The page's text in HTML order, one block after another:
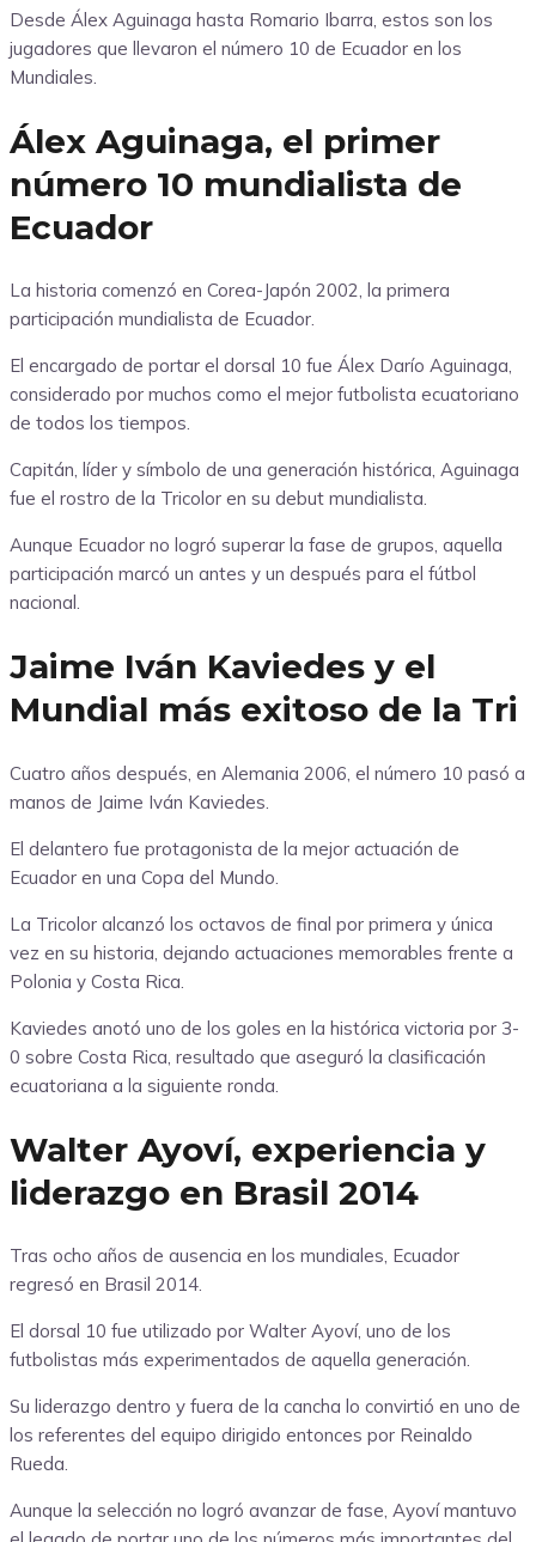
Desde Álex Aguinaga hasta Romario Ibarra, estos son los
jugadores que llevaron el número 10 de Ecuador en los
Mundiales.
Álex Aguinaga, el primer
número 10 mundialista de
Ecuador
La historia comenzó en Corea-Japón 2002, la primera
participación mundialista de Ecuador.
El encargado de portar el dorsal 10 fue Álex Darío Aguinaga,
considerado por muchos como el mejor futbolista ecuatoriano
de todos los tiempos.
Capitán, líder y símbolo de una generación histórica, Aguinaga
fue el rostro de la Tricolor en su debut mundialista.
Aunque Ecuador no logró superar la fase de grupos, aquella
participación marcó un antes y un después para el fútbol
nacional.
Jaime Iván Kaviedes y el
Mundial más exitoso de la Tri
Cuatro años después, en Alemania 2006, el número 10 pasó a
manos de Jaime Iván Kaviedes.
El delantero fue protagonista de la mejor actuación de
Ecuador en una Copa del Mundo.
La Tricolor alcanzó los octavos de final por primera y única
vez en su historia, dejando actuaciones memorables frente a
Polonia y Costa Rica.
Kaviedes anotó uno de los goles en la histórica victoria por 3-
0 sobre Costa Rica, resultado que aseguró la clasificación
ecuatoriana a la siguiente ronda.
Walter Ayoví, experiencia y
liderazgo en Brasil 2014
Tras ocho años de ausencia en los mundiales, Ecuador
regresó en Brasil 2014.
El dorsal 10 fue utilizado por Walter Ayoví, uno de los
futbolistas más experimentados de aquella generación.
Su liderazgo dentro y fuera de la cancha lo convirtió en uno de
los referentes del equipo dirigido entonces por Reinaldo
Rueda.
Aunque la selección no logró avanzar de fase, Ayoví mantuvo